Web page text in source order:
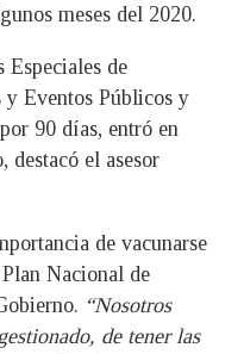
meses del 2020.
Especiales de
y Eventos Públicos y
90 días, entró en
el asesor
de vacunarse
Nacional de
“Nosotros
de tener las